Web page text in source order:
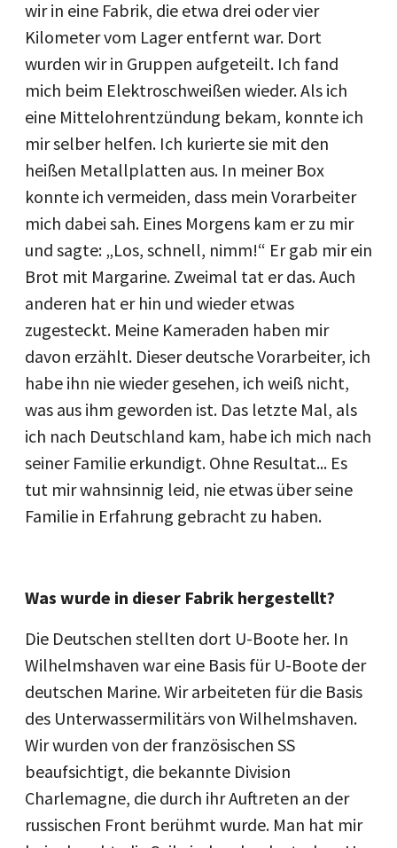
wir in eine Fabrik, die etwa drei oder vier
Kilometer vom Lager entfernt war. Dort
wurden wir in Gruppen aufgeteilt. Ich fand
mich beim Elektroschweißen wieder. Als ich
eine Mittelohrentzündung bekam, konnte ich
mir selber helfen. Ich kurierte sie mit den
heißen Metallplatten aus. In meiner Box
konnte ich vermeiden, dass mein Vorarbeiter
mich dabei sah. Eines Morgens kam er zu mir
und sagte: „Los, schnell, nimm!“ Er gab mir ein
Brot mit Margarine. Zweimal tat er das. Auch
anderen hat er hin und wieder etwas
zugesteckt. Meine Kameraden haben mir
davon erzählt. Dieser deutsche Vorarbeiter, ich
habe ihn nie wieder gesehen, ich weiß nicht,
was aus ihm geworden ist. Das letzte Mal, als
ich nach Deutschland kam, habe ich mich nach
seiner Familie erkundigt. Ohne Resultat... Es
tut mir wahnsinnig leid, nie etwas über seine
Familie in Erfahrung gebracht zu haben.
Was wurde in dieser Fabrik hergestellt?
Die Deutschen stellten dort U-Boote her. In
Wilhelmshaven war eine Basis für U-Boote der
deutschen Marine. Wir arbeiteten für die Basis
des Unterwassermilitärs von Wilhelmshaven.
Wir wurden von der französischen SS
beaufsichtigt, die bekannte Division
Charlemagne, die durch ihr Auftreten an der
russischen Front berühmt wurde. Man hat mir